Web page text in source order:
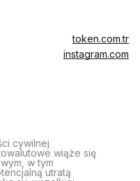
token.com.tr
instagram.com
cywilnej
wiąże się
w tym
utratą